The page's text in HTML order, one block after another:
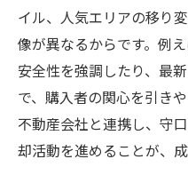
イル、人気エリアの移り
像が異なるからです。例
安全性を強調したり、最
で、購入者の関心を引き
不動産会社と連携し、守
却活動を進めることが、成